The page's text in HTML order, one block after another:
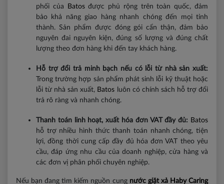
phối của
Batosđược phủ rộng trên toàn quốc, đảm
bảo khả năng giao hàng nhanh chóng đến mọi tỉnh
thành. Sản phẩm được đóng gói cẩn thận, đảm bảo
nguyên đai nguyên kiện, đúng số lượng và đúng chất
lượng theo đơn hàng khi đến tay khách hàng.
Hỗ trợ đổi trả minh bạch nếu có lỗi từ nhà sản xuất:
Trong trường hợp sản phẩm phát sinh lỗi kỹ thuật hoặc
lỗi từ nhà sản xuất, Batos luôn có chính sách hỗ trợ đổi
trả rõ ràng và nhanh chóng.
Thanh toán linh hoạt, xuất hóa đơn VAT đầy đủ: Batos
hỗ trợ nhiều hình thức thanh toán nhanh chóng, tiện
lợi, đồng thời cung cấp đầy đủ hóa đơn VAT theo yêu
cầu, đáp ứng nhu cầu của doanh nghiệp, cửa hàng và
các đơn vị phân phối chuyên nghiệp.
Nếu bạn đang tìm kiếm nguồn cung nước giặt xả Haby Caring